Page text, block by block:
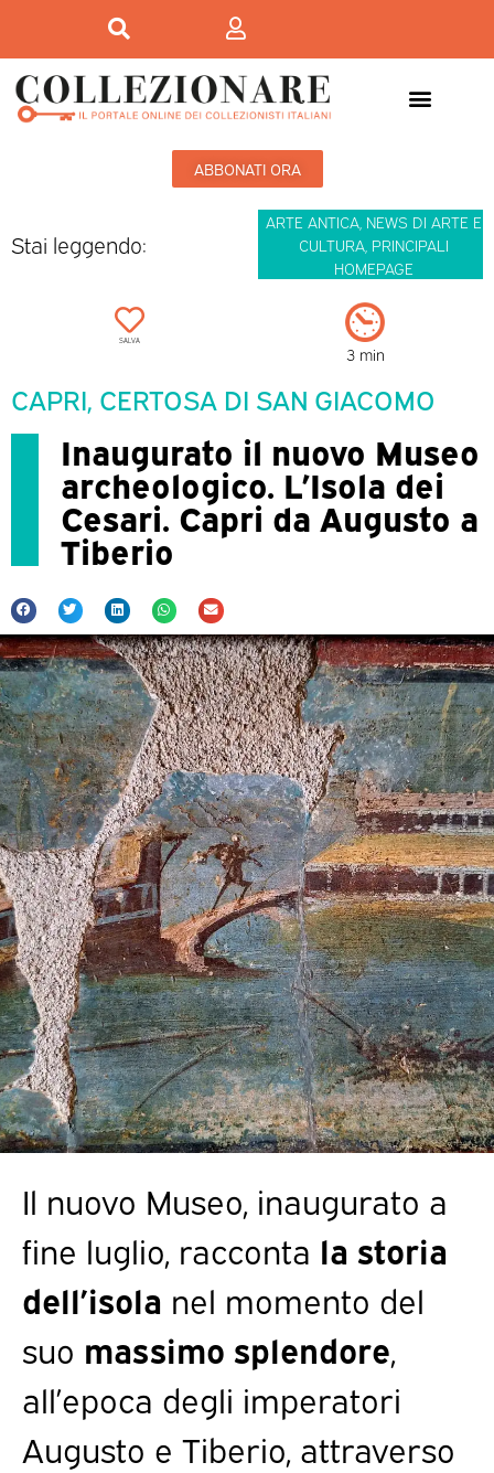
ABBONATI ORA
Stai leggendo:
ARTE ANTICA, NEWS DI ARTE E
CULTURA, PRINCIPALI
HOMEPAGE
SALVA
3 min
CAPRI, CERTOSA DI SAN GIACOMO
Inaugurato il nuovo Museo
archeologico. L’Isola dei
Cesari. Capri da Augusto a
Tiberio
Il nuovo Museo, inaugurato a
fine luglio, racconta la storia
dell’isola nel momento del
suo massimo splendore,
all’epoca degli imperatori
Augusto e Tiberio, attraverso